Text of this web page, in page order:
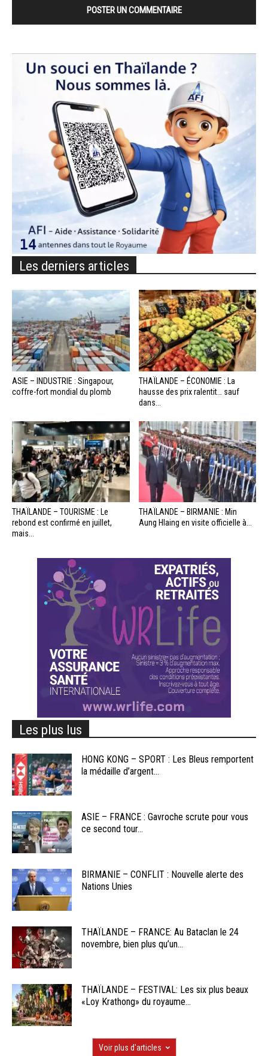
Les derniers articles
ASIE – INDUSTRIE : Singapour,
coffre-fort mondial du plomb
THAÏLANDE – ÉCONOMIE : La
hausse des prix ralentit… sauf
dans...
THAÏLANDE – TOURISME : Le
rebond est confirmé en juillet,
mais...
THAÏLANDE – BIRMANIE : Min
Aung Hlaing en visite officielle à...
Les plus lus
HONG KONG – SPORT : Les Bleus remportent
la médaille d’argent...
ASIE – FRANCE : Gavroche scrute pour vous
ce second tour...
BIRMANIE – CONFLIT : Nouvelle alerte des
Nations Unies
THAÏLANDE – FRANCE: Au Bataclan le 24
novembre, bien plus qu’un...
THAÏLANDE – FESTIVAL: Les six plus beaux
«Loy Krathong» du royaume...
Voir plus d'articles